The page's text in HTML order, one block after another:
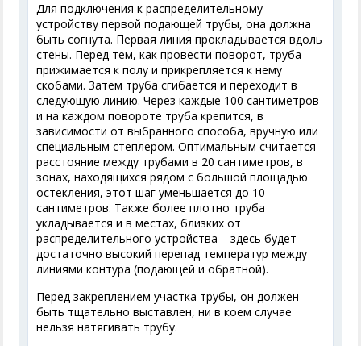
Для подключения к распределительному
устройству первой подающей трубы, она должна
быть согнута. Первая линия прокладывается вдоль
стены. Перед тем, как провести поворот, труба
прижимается к полу и прикрепляется к нему
скобами. Затем труба сгибается и переходит в
следующую линию. Через каждые 100 сантиметров
и на каждом повороте труба крепится, в
зависимости от выбранного способа, вручную или
специальным степлером. Оптимальным считается
расстояние между трубами в 20 сантиметров, в
зонах, находящихся рядом с большой площадью
остекления, этот шаг уменьшается до 10
сантиметров. Также более плотно труба
укладывается и в местах, близких от
распределительного устройства – здесь будет
достаточно высокий перепад температур между
линиями контура (подающей и обратной).
Перед закреплением участка трубы, он должен
быть тщательно выставлен, ни в коем случае
нельзя натягивать трубу.